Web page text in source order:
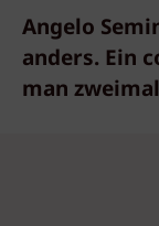
Angelo
anders. Ein
man